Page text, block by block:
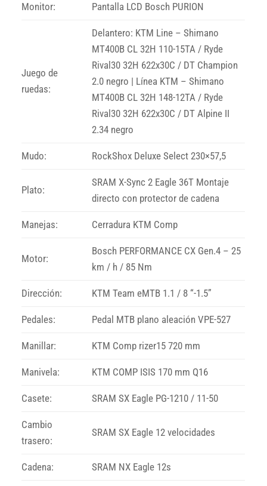
Monitor: Pantalla LCD Bosch PURION
Juego de
ruedas:
Delantero: KTM Line – Shimano
MT400B CL 32H 110-15TA / Ryde
Rival30 32H 622x30C / DT Champion
2.0 negro | Línea KTM – Shimano
MT400B CL 32H 148-12TA / Ryde
Rival30 32H 622x30C / DT Alpine II
2.34 negro
Mudo: RockShox Deluxe Select 230×57,5
Plato:
SRAM X-Sync 2 Eagle 36T Montaje
directo con protector de cadena
Manejas: Cerradura KTM Comp
Motor:
Bosch PERFORMANCE CX Gen.4 – 25
km / h / 85 Nm
Dirección: KTM Team eMTB 1.1 / 8 “-1.5”
Pedales: Pedal MTB plano aleación VPE-527
Manillar: KTM Comp rizer15 720 mm
Manivela: KTM COMP ISIS 170 mm Q16
Casete: SRAM SX Eagle PG-1210 / 11-50
Cambio
trasero:
SRAM SX Eagle 12 velocidades
Cadena: SRAM NX Eagle 12s